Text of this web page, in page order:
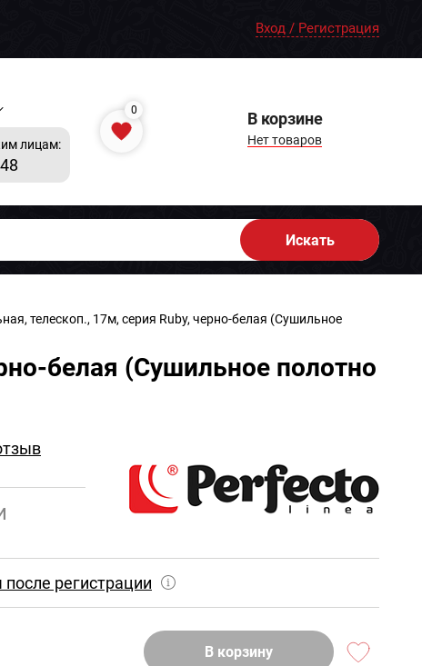
Вход / Регистрация
лицам:
0 В корзине
Нет товаров
Искать
телескоп., 17м, серия Ruby, черно-белая (Сушильное
белая (Сушильное полотно
регистрации
В корзину